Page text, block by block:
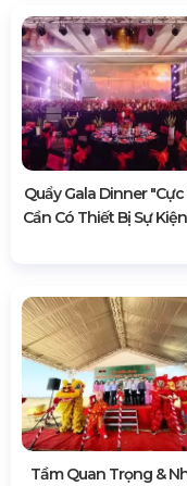
Quẩy Gala Dinner "cực
Cần Có Thiết Bị Sự
Tầm Quan Trọng &